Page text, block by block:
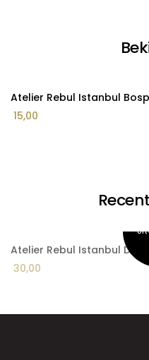
Atelier Rebul Istanbul
15,00
Atelier Rebul Istanbul
30,00